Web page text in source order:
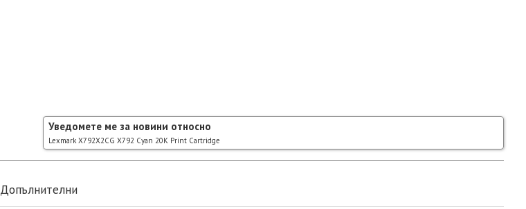
Уведомете ме за новини относно
Lexmark X792X2CG X792 Cyan 20K Print Cartridge
Допълнителни